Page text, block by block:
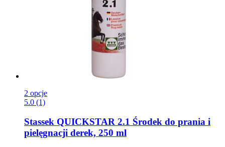
2 opcje
5.0 (1)
Stassek QUICKSTAR 2.1 Środek do prania i
pielęgnacji derek, 250 ml